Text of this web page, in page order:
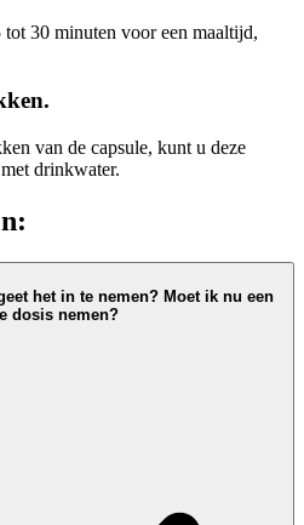
30 minuten voor een maaltijd,
van de capsule, kunt u deze
drinkwater.
het in te nemen? Moet ik nu een
dosis nemen?